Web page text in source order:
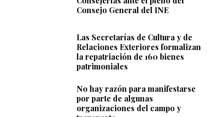
Consejo General del INE
Las Secretarías de Cultura y de
Relaciones Exteriores formalizan
la repatriación de 160 bienes
patrimoniales
No hay razón para manifestarse
por parte de algunas
organizaciones del campo y